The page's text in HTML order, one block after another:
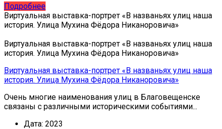
Подробнее
Виртуальная выставка-портрет «В названьях улиц наша
история. Улица Мухина Фёдора Никаноровича»
Виртуальная выставка-портрет «В названьях улиц наша
история. Улица Мухина Фёдора Никаноровича»
Виртуальная выставка-портрет «В названьях улиц наша
история. Улица Мухина Фёдора Никаноровича»
Очень многие наименования улиц в Благовещенске
связаны с различными историческими событиями...
Дата: 2023